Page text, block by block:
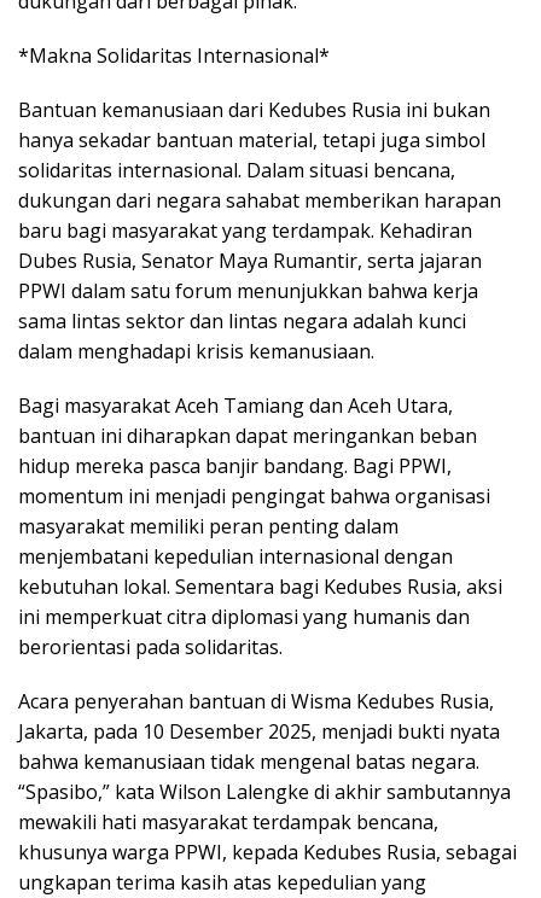
*Makna Solidaritas Internasional*
Bantuan kemanusiaan dari Kedubes Rusia ini bukan
hanya sekadar bantuan material, tetapi juga simbol
solidaritas internasional. Dalam situasi bencana,
dukungan dari negara sahabat memberikan harapan
baru bagi masyarakat yang terdampak. Kehadiran
Dubes Rusia, Senator Maya Rumantir, serta jajaran
PPWI dalam satu forum menunjukkan bahwa kerja
sama lintas sektor dan lintas negara adalah kunci
dalam menghadapi krisis kemanusiaan.
Bagi masyarakat Aceh Tamiang dan Aceh Utara,
bantuan ini diharapkan dapat meringankan beban
hidup mereka pasca banjir bandang. Bagi PPWI,
momentum ini menjadi pengingat bahwa organisasi
masyarakat memiliki peran penting dalam
menjembatani kepedulian internasional dengan
kebutuhan lokal. Sementara bagi Kedubes Rusia, aksi
ini memperkuat citra diplomasi yang humanis dan
berorientasi pada solidaritas.
Acara penyerahan bantuan di Wisma Kedubes Rusia,
Jakarta, pada 10 Desember 2025, menjadi bukti nyata
bahwa kemanusiaan tidak mengenal batas negara.
“Spasibo,” kata Wilson Lalengke di akhir sambutannya
mewakili hati masyarakat terdampak bencana,
khusunya warga PPWI, kepada Kedubes Rusia, sebagai
ungkapan terima kasih atas kepedulian yang